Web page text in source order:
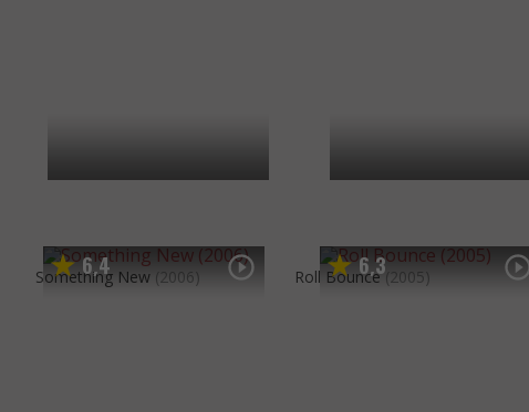
6,4
Something New (2006) 6,3
Roll Bounce (2005)